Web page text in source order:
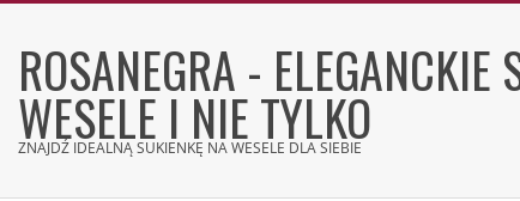
contentROSANEGRA - ELEGANCKIE
WESELE I NIE TYLKO
ZNAJDŹ IDEALNĄ SUKIENKĘ NA WESELE DLA SIEBIE